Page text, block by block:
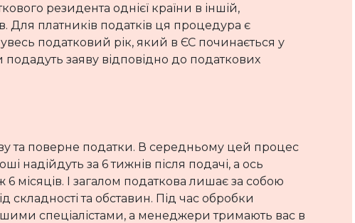
резидента однієї країни в іншій,
Для платників податків ця процедура є
податковий рік, який в ЄС починається у
подадуть заяву відповідно до податкових
та поверне податки. В середньому цей процес
надійдуть за 6 тижнів після подачі, а ось
місяців. І загалом податкова лишає за собою
складності та обставин. Під час обробки
спеціалістами, а менеджери тримають вас в